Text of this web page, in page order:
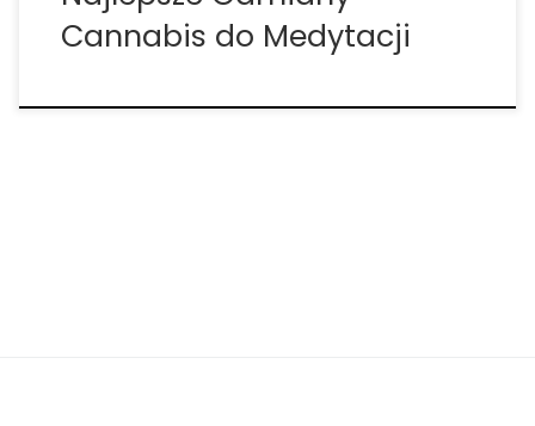
Cannabis do Medytacji